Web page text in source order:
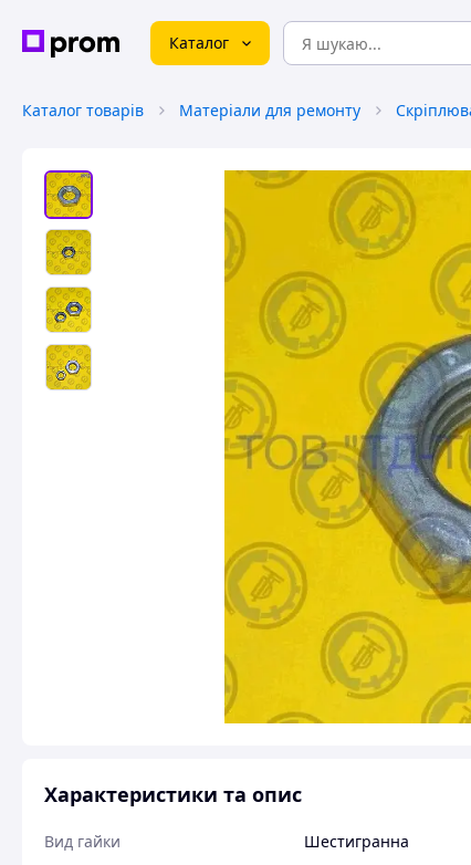
Каталог
Каталог товарів Матеріали для ремонту
Характеристики та опис
Вид гайки
Шестигранна